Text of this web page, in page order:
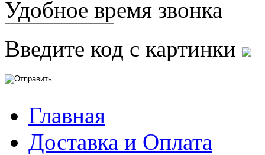
Удобное время звонка
Введите код с картинки
Главная
Доставка и Оплата